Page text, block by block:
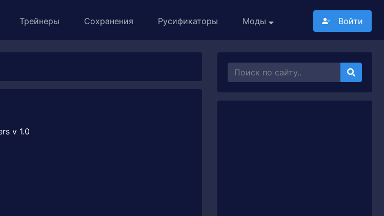
Трейнеры Сохранения Русификаторы Моды Войти